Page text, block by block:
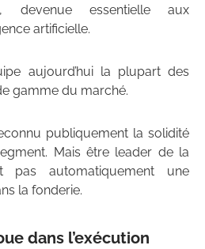
, devenue essentielle aux
artificielle.
aujourd’hui la plupart des
gamme du marché.
publiquement la solidité
Mais être leader de la
pas automatiquement une
la fonderie.
dans l’exécution